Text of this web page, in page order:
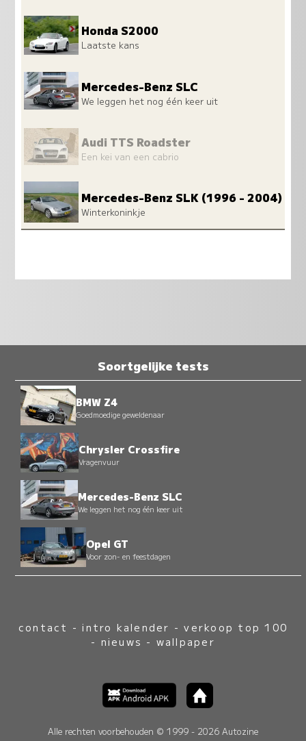
Honda S2000
Laatste kans
Mercedes-Benz SLC
We leggen het nog één keer uit
Audi TTS Roadster
Een kei van een cabrio
Mercedes-Benz SLK (1996 - 2004)
Winterkoninkje
Soortgelijke tests
BMW Z4
Goedmoedige geweldenaar
Chrysler Crossfire
Vragenvuur
Mercedes-Benz SLC
We leggen het nog één keer uit
Opel GT
Voor zon- en feestdagen
contact -intro kalender -verkoop top 100
- nieuws - wallpaper
Alle rechten voorbehouden © 1999 - 2026 Autozine